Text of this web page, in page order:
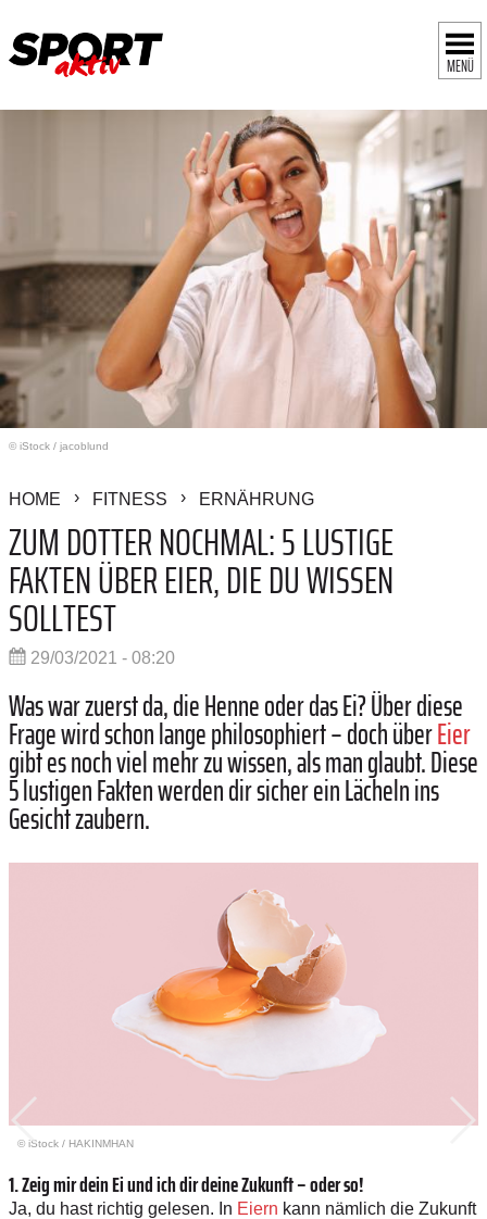
MENÜ
© iStock / jacoblund
HOME FITNESS ERNÄHRUNG
ZUM DOTTER NOCHMAL: 5 LUSTIGE
FAKTEN ÜBER EIER, DIE DU WISSEN
SOLLTEST
29/03/2021 - 08:20
Was war zuerst da, die Henne oder das Ei? Über diese
Frage wird schon lange philosophiert – doch überEier
gibt es noch viel mehr zu wissen, als man glaubt. Diese
5 lustigen Fakten werden dir sicher ein Lächeln ins
Gesicht zaubern.
© iStock / HAKINMHAN
1. Zeig mir dein Ei und ich dir deine Zukunft – oder so!
Ja, du hast richtig gelesen. In Eiern kann nämlich die Zukunft